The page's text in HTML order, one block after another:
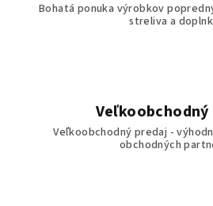
Bohatá ponuka výrobkov
streliva a
Veľkoobchodný
Veľkoobchodný predaj -
obchodných